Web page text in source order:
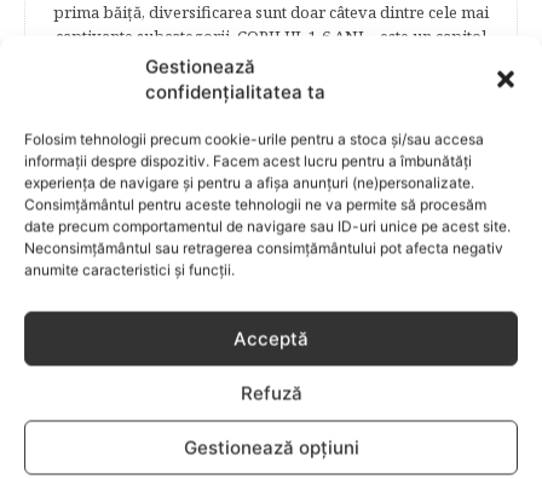
Gestionează
confidențialitatea ta
Folosim tehnologii precum cookie-urile pentru a stoca și/sau accesa
informații despre dispozitiv. Facem acest lucru pentru a îmbunătăți
experiența de navigare și pentru a afișa anunțuri (ne)personalizate.
Consimțământul pentru aceste tehnologii ne va permite să procesăm
date precum comportamentul de navigare sau ID-uri unice pe acest site.
Neconsimțământul sau retragerea consimțământului pot afecta negativ
anumite caracteristici și funcții.
Acceptă
Refuză
Gestionează opțiuni
prima băiţă, diversificarea sunt doar câteva dintre cele mai
captivante subcategorii. COPILUL 1-6 ANI – este un capitol
dedicat creşterii şi îngrijirii copilului din primul an şi până
la vârsta şcolară. Mămicile vor reuşi să afle cum anume să
se descurce cu propriul copil, cum să îl îngrijească în aşa fel
încât să crească perfect sănătos. EDUCAŢIE – este un capitol
captivant în care poţi afla cum să îţi educi copilul în aşa fel
încât să poţi obţine performanţe şcolare sigure. FAMILIA –
este un capitol destinat vieţii de familie ce conţine o serie
întreagă de sfaturi eficiente. COPII TALENTAŢI – este un
capitol fascinant dedicat copiilor valoroși ai țării. ÎNVAŢĂ
SĂ PREVII! –sunt prezentate soluţii de prevenire a
copiilor, cât şi pe cea a părinţilor.